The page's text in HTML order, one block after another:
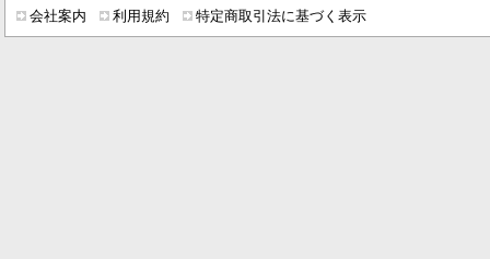
会社案内 利用規約 特定商取引法に基づく表示